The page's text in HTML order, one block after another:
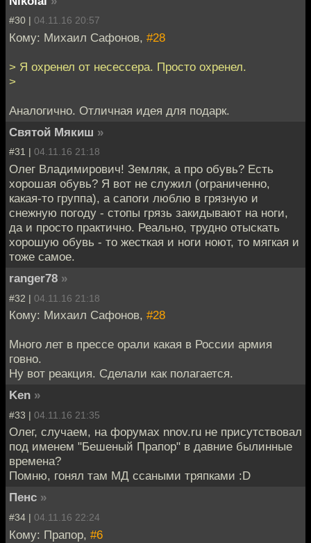
#30 | 04.11.16 20:57
Кому: Михаил Сафонов, #28
> Я охренел от несессера. Просто охренел.
>
Аналогично. Отличная идея для подарк.
Святой Мякиш »
#31 | 04.11.16 21:18
Олег Владимирович! Земляк, а про обувь? Есть
хорошая обувь? Я вот не служил (ограниченно,
какая-то группа), а сапоги люблю в грязную и
снежную погоду - стопы грязь закидывают на ноги,
да и просто практично. Реально, трудно отыскать
хорошую обувь - то жесткая и ноги ноют, то мягкая и
тоже самое.
ranger78 »
#32 | 04.11.16 21:18
Кому: Михаил Сафонов, #28
Много лет в прессе орали какая в России армия
говно.
Ну вот реакция. Сделали как полагается.
Ken »
#33 | 04.11.16 21:35
Олег, случаем, на форумах nnov.ru не присутствовал
под именем "Бешеный Прапор" в давние былинные
времена?
Помню, гонял там МД ссаными тряпками :D
Пенс »
#34 | 04.11.16 22:24
Кому: Прапор, #6